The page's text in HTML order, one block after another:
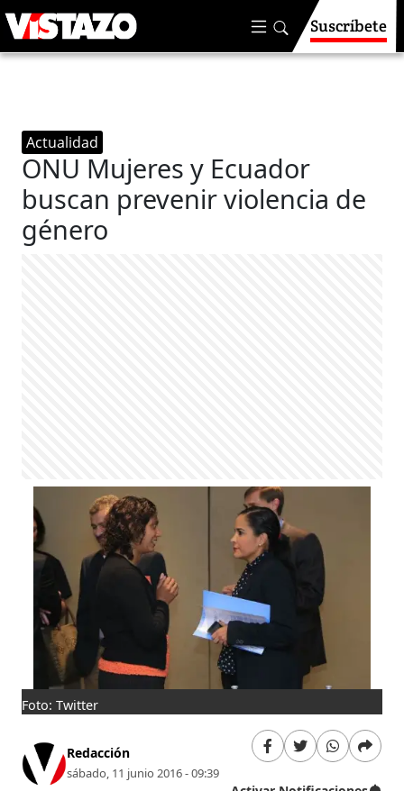
Suscríbete
Actualidad
ONU Mujeres y Ecuador
buscan prevenir violencia de
género
Foto: Twitter
Redacción
sábado, 11 junio 2016 - 09:39